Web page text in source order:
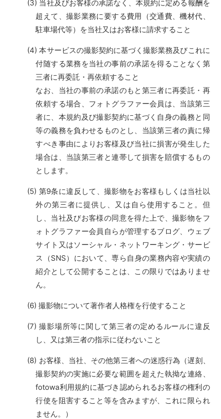
当社及びお客様の承諾なく、本規約に定める報酬を
超えて、撮影業務に要する費用（交通費、機材代、
駐車場代等）を当社又はお客様に請求すること
本サービスの撮影契約に基づく撮影業務及びこれに
付随する業務を当社の事前の承諾を得ることなく第
三者に再委託・再依頼すること
なお、当社の事前の承諾のもと第三者に再委託・再
依頼する場合、フォトグラファー会員は、当該第三
者に、本規約及び撮影契約に基づく自身の義務と同
等の義務を負わせるものとし、当該第三者の責に帰
すべき事由によりお客様及び当社に損害が発生した
場合は、当該第三者と連帯して損害を賠償するもの
とします。
第9条に違反して、撮影物をお客様もしくは当社以
外の第三者に提供し、又は自ら使用すること。但
し、当社及びお客様の同意を得た上で、撮影物をフ
ォトグラファー会員自らが管理するブログ、ウェブ
サイト又はソーシャル・ネットワーキング・サービ
ス（SNS）において、専ら自身の業務内容や実績の
紹介として公開することは、この限りではありませ
ん。
撮影物について著作者人格権を行使すること
撮影場所等に関して第三者の定めるルールに違反
し、又は第三者の指示に従わないこと
お客様、当社、その他第三者への迷惑行為（遅刻、
撮影契約の実施に必要な範囲を超えた執拗な連絡、
fotowa利用規約に基づき認められるお客様の権利の
行使を阻害すること等を含みますが、これに限られ
ません。）